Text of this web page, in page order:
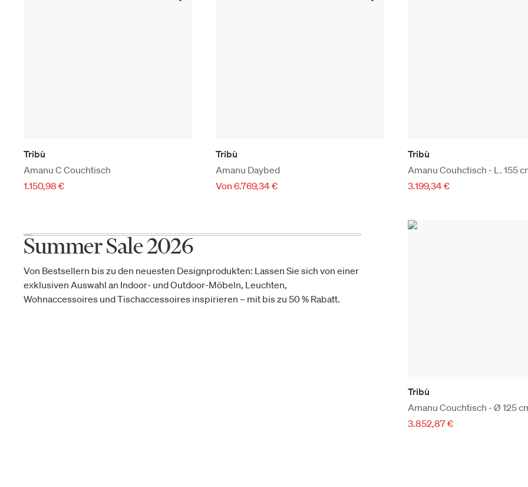
Tribù
Amanu C Couchtisch
1.150,98 €
Tribù
Amanu Daybed
Von 6.769,34 €
Tribù
Amanu Couhctisch - L. 155
3.199,34 €
Summer Sale 2026
Von Bestsellern bis zu den neuesten Designprodukten: Lassen Sie sich von einer
exklusiven Auswahl an Indoor- und Outdoor-Möbeln, Leuchten,
Wohnaccessoires und Tischaccessoires inspirieren – mit bis zu 50 % Rabatt.
Tribù
Amanu Couchtisch - Ø 125
3.852,87 €